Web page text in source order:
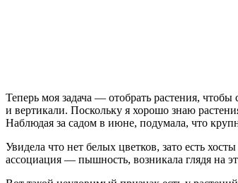
Теперь моя задача — отобрать растения,
и вертикали. Поскольку я хорошо знаю
Наблюдая за садом в июне, подумала, что
Увидела что нет белых цветков, зато есть
ассоциация — пышность, возникала глядя на